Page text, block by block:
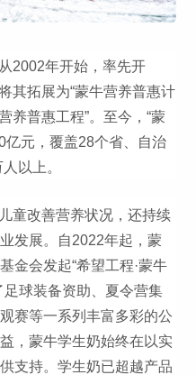
2002年开始，率先开
其拓展为“蒙牛营养普惠计
养普惠工程”。至今，“蒙
亿元，覆盖28个省、自治
以上。
童改善营养状况，还持续
发展。自2022年起，蒙
金会发起“希望工程·蒙牛
足球装备资助、夏令营集
赛等一系列丰富多彩的公
，蒙牛学生奶始终在以实
支持。学生奶已超越产品